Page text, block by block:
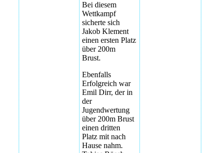
Bei diesem
Wettkampf
sicherte sich
Jakob Klement
einen ersten Platz
über 200m
Brust.
Ebenfalls
Erfolgreich war
Emil Dirr, der in
der
Jugendwertung
über 200m Brust
einen dritten
Platz mit nach
Hause nahm.